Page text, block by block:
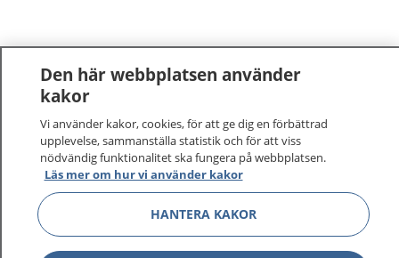
Den här webbplatsen använder
kakor
Vi använder kakor, cookies, för att ge dig en förbättrad
upplevelse, sammanställa statistik och för att viss
nödvändig funktionalitet ska fungera på webbplatsen.
Läs mer om hur vi använder kakor
HANTERA KAKOR